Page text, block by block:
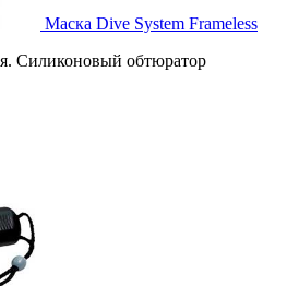
Маска Dive System Frameless
Силиконовый обтюратор